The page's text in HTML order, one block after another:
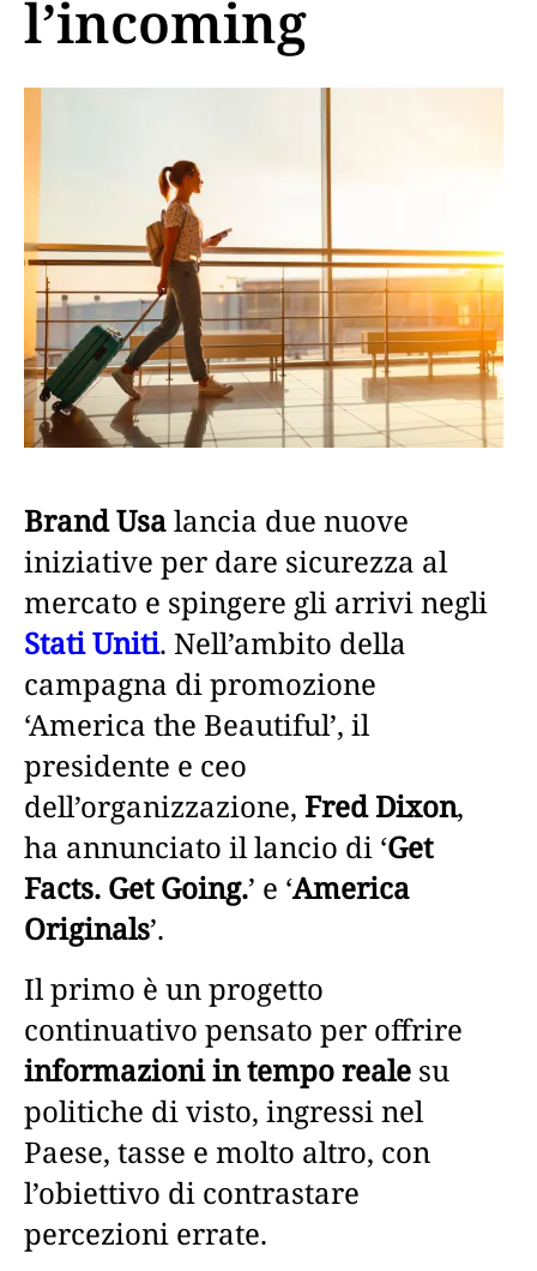
l’incoming
Brand Usalancia due nuove
iniziative per dare sicurezza al
mercato e spingere gli arrivi negli
Stati Uniti. Nell’ambito della
campagna di promozione
‘America the Beautiful’, il
presidente e ceo
dell’organizzazione, Fred Dixon,
ha annunciato il lancio di ‘Get
Facts. Get Going.’ e ‘America
Originals’.
Il primo è un progetto
continuativo pensato per offrire
informazioni in tempo reale su
politiche di visto, ingressi nel
Paese, tasse e molto altro, con
l’obiettivo di contrastare
percezioni errate.